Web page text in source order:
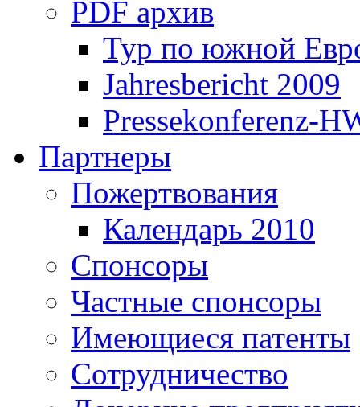
PDF архив
Тур по южной
Jahresbericht 2009
Pressekonferenz-
Партнеры
Пожертвования
Календарь 2010
Спонсоры
Частные спонсоры
Имеющиеся патенты
Сотрудничество